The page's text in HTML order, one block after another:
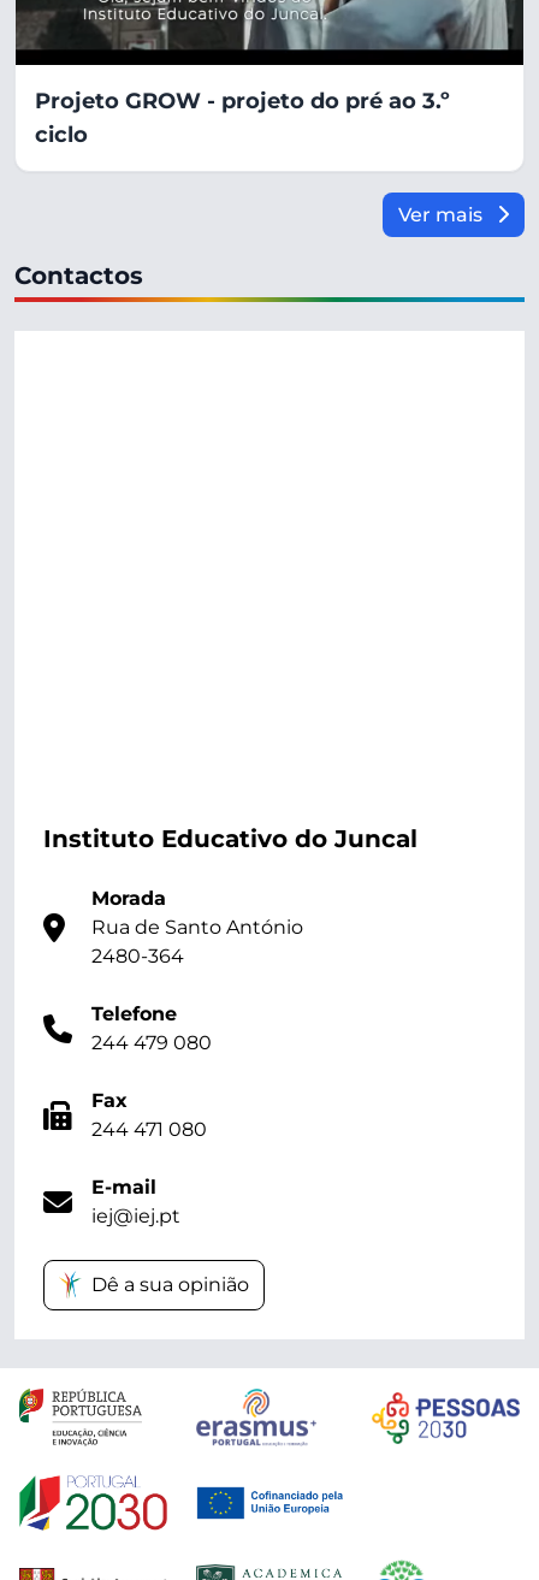
Projeto GROW - projeto do pré ao 3.º
ciclo
Ver mais
Contactos
Instituto Educativo do Juncal
Morada
Rua de Santo António
2480-364
Telefone
244 479 080
Fax
244 471 080
E-mail
iej@iej.pt
Dê a sua opinião